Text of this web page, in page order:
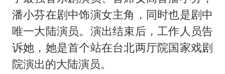
潘小芬在剧中饰演女主角，同时也是剧中
唯一大陆演员。演出结束后，工作人员告
诉她，她是首个站在台北两厅院国家戏剧
院演出的大陆演员。